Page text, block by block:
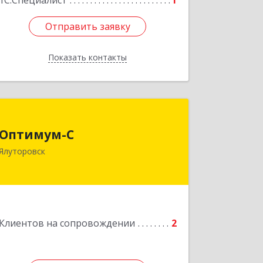
Отправить заявку
Показать контакты
Отправить заявку
Назад
Оптимум-С
Клиентов на сопровождении 2